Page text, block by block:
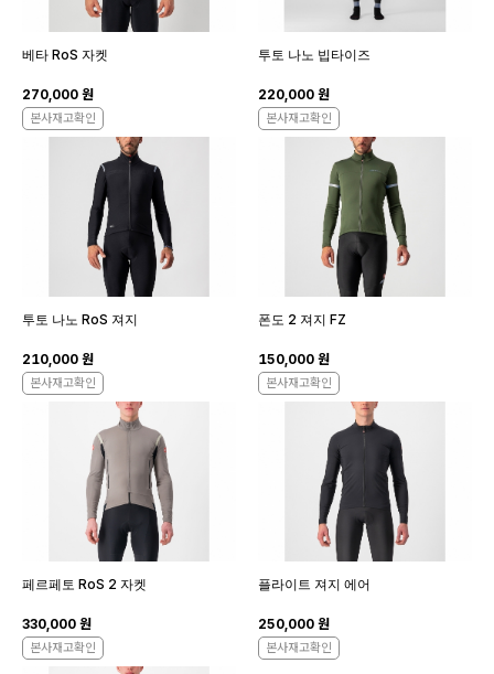
베타 RoS 자켓
270,000 원
본사재고확인
투토 나노 빕타이즈
220,000 원
본사재고확인
투토 나노 RoS 져지
210,000 원
본사재고확인
폰도 2 져지 FZ
150,000 원
본사재고확인
페르페토 RoS 2 자켓
330,000 원
본사재고확인
플라이트 져지 에어
250,000 원
본사재고확인